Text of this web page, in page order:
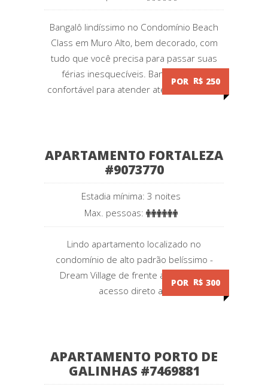
Bangalô lindíssimo no Condomínio Beach
Class em Muro Alto, bem decorado, com
tudo que você precisa para passar suas
férias inesquecíveis. Bangalô muito
confortável para atender até 6 pessoas....
POR R$ 250
APARTAMENTO FORTALEZA
#9073770
Estadia mínima: 3 noites
Max. pessoas:
Lindo apartamento localizado no
condomínio de alto padrão belíssimo -
Dream Village de frente ao mar com
acesso direto a...
POR R$ 300
APARTAMENTO PORTO DE
GALINHAS #7469881